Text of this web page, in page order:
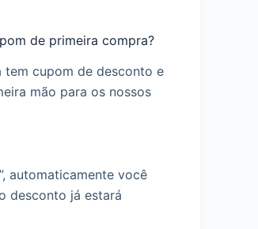
de primeira compra?
tem cupom de desconto e
mão para os nossos
automaticamente você
desconto já estará